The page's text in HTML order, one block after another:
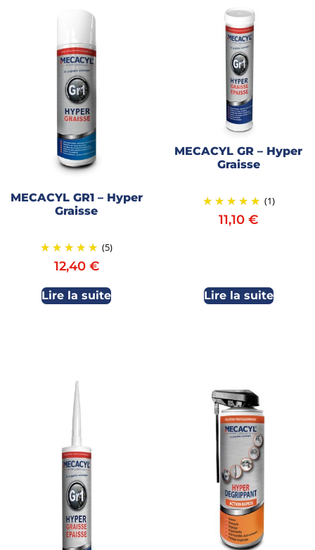
MECACYL GR1 – Hyper
Graisse
(5)
12,40 €
Lire la suite
MECACYL GR – Hyper
Graisse
(1)
11,10€
Lire la suite